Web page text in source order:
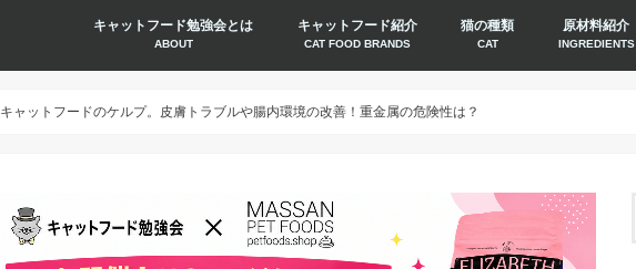
キャットフード勉強会とは
ABOUT
キャットフード紹介
CAT FOOD BRANDS
猫の種類
CAT
原材料紹介
INGREDIENTS
キャットフードのケルプ。皮膚トラブルや腸内環境の改善！重金属の危険性は？